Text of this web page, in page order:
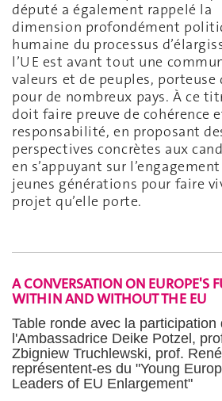
député a également rappelé la
dimension profondément
humaine du processus
l’UE est avant tout une
valeurs et de peuples, porteuse
pour de nombreux pays. À ce
doit faire preuve de cohérence
responsabilité, en proposant
perspectives concrètes aux
en s’appuyant sur
jeunes générations pour faire
projet qu’elle porte.
A CONVERSATION ON EUROPE'S
WITHIN AND WITHOUT THE EU
Table ronde avec la participation
l'Ambassadrice Deike Potzel,
Zbigniew Truchlewski, prof.
représentent-es du "Young
Leaders of EU Enlargement"